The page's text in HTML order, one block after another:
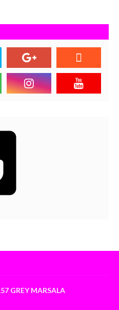
GREY MARSALA